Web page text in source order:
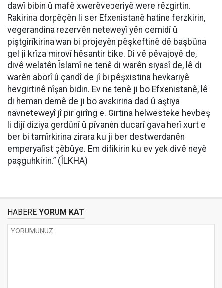
dawî bibin û mafê xwerêveberiyê were rêzgirtin.
Rakirina dorpêçên li ser Efxenistanê hatine ferzkirin,
vegerandina rezervên neteweyî yên cemidî û
piştgirîkirina wan bi projeyên pêşkeftinê dê başbûna
gel ji krîza mirovî hêsantir bike. Di vê pêvajoyê de,
divê welatên Îslamî ne tenê di warên siyasî de, lê di
warên aborî û çandî de jî bi pêşxistina hevkariyê
hevgirtinê nîşan bidin. Ev ne tenê ji bo Efxenistanê, lê
di heman demê de ji bo avakirina dad û aştiya
navneteweyî jî pir girîng e. Girtina helwesteke hevbeş
li dijî diziya gerdûnî û pîvanên ducarî gava herî xurt e
ber bi tamîrkirina zirara ku ji ber destwerdanên
emperyalîst çêbûye. Em difikirin ku ev yek divê neyê
paşguhkirin.” (ÎLKHA)
HABERE YORUM KAT